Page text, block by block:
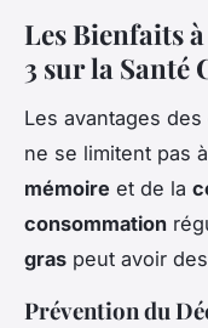
Les Bienfaits
3 sur la Santé
Les avantages des
ne se limitent pas
mémoire et de la
consommation
gras peut avoir des
Prévention du